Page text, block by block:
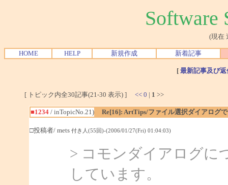
Software
(現在
HOME HELP 新規作成 新着記事
[ 最新記事及び
[ トピック内全30記事(21-30 表示) ] << 0 | 1 >>
■1234/ inTopicNo.21) Re[16]: ArtTips/ファイル選択ダイアログ
□投稿者/ mets 付き人(55回)-(2006/01/27(Fri) 01:04:03)
> コモンダイアログに
しています。